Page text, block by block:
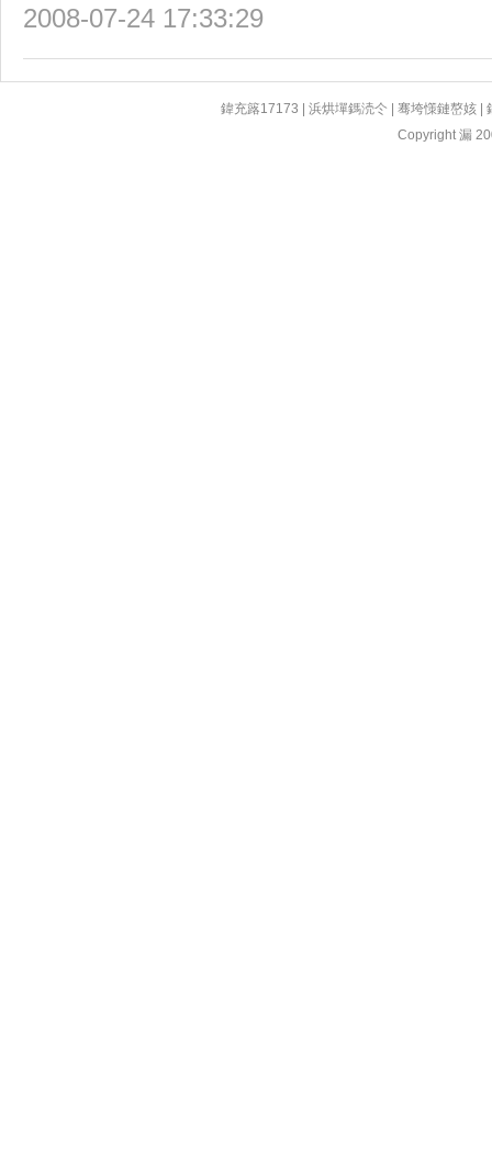
2008-07-24 17:33:29
鍏充簬17173 |浜烘墠鎷涜仒 |骞垮憡鏈嶅姟 |
Copyright 漏